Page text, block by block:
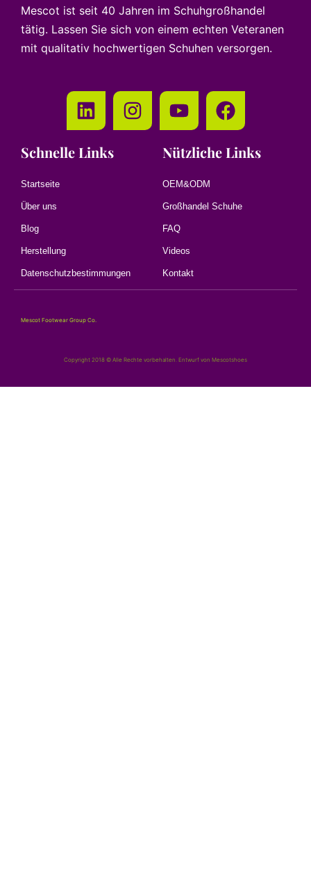
Mescot ist seit 40 Jahren im Schuhgroßhandel
tätig. Lassen Sie sich von einem echten Veteranen
mit qualitativ hochwertigen Schuhen versorgen.
Schnelle Links
Startseite
Über uns
Blog
Herstellung
Datenschutzbestimmungen
Nützliche Links
OEM&ODM
Großhandel Schuhe
FAQ
Videos
Kontakt
Mescot Footwear Group Co.
Copyright 2018 © Alle Rechte vorbehalten. Entwurf von Mescotshoes